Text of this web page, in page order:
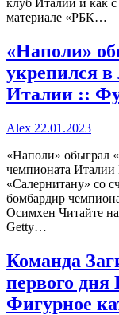
клуб Италии и как
материале «РБК…
«Наполи»
укрепился в
Италии ::
Alex 22.01.2023
«Наполи» обыграл
чемпионата Италии
«Салернитану» со
бомбардир
Осимхен Читайте
Getty…
Команда
первого дня
Фигурное